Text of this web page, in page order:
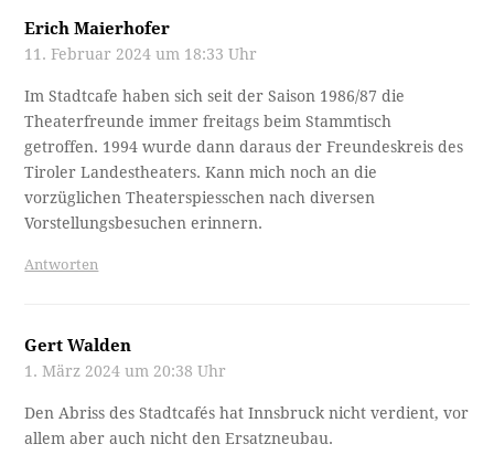
Erich Maierhofer
11. Februar 2024 um 18:33 Uhr
Im Stadtcafe haben sich seit der Saison 1986/87 die
Theaterfreunde immer freitags beim Stammtisch
getroffen. 1994 wurde dann daraus der Freundeskreis des
Tiroler Landestheaters. Kann mich noch an die
vorzüglichen Theaterspiesschen nach diversen
Vorstellungsbesuchen erinnern.
Antworten
Gert Walden
1. März 2024 um 20:38 Uhr
Den Abriss des Stadtcafés hat Innsbruck nicht verdient, vor
allem aber auch nicht den Ersatzneubau.